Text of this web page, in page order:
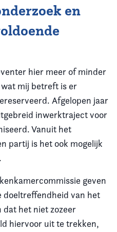
en
hier meer of minder
mij betreft is er
Afgelopen jaar
inwerktraject voor
Vanuit het
partij is het ook mogelijk
geven
doeltreffendheid van het
dat het niet zozeer
hiervoor uit te trekken,